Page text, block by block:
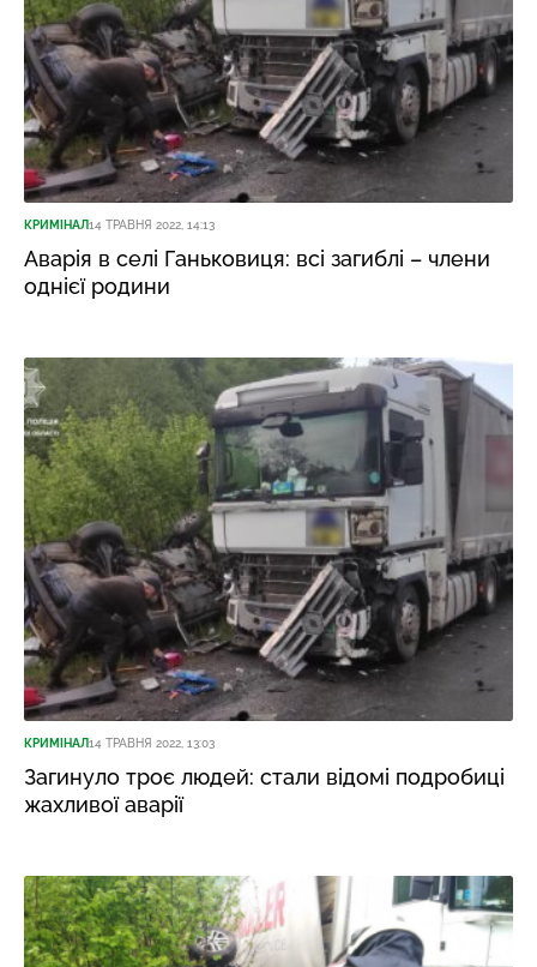
КРИМІНАЛ14 ТРАВНЯ 2022, 14:13
Аварія в селі Ганьковиця: всі загиблі – члени
однієї родини
КРИМІНАЛ14 ТРАВНЯ 2022, 13:03
Загинуло троє людей: стали відомі подробиці
жахливої аварії